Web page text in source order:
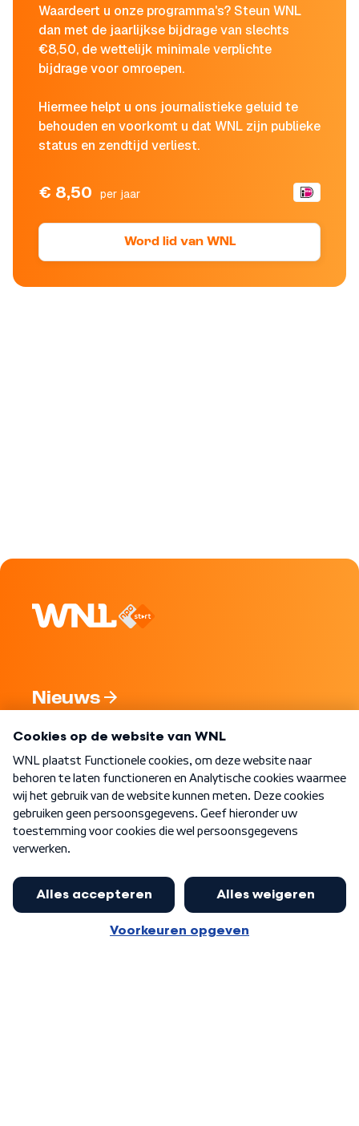
Waardeert u onze programma's? Steun WNL
dan met de jaarlijkse bijdrage van slechts
€8,50, de wettelijk minimale verplichte
bijdrage voor omroepen.
Hiermee helpt u ons journalistieke geluid te
behouden en voorkomt u dat WNL zijn publieke
status en zendtijd verliest.
€ 8,50 per jaar
Word lid van WNL
Nieuws
Nieuwsbrief
Word Lid